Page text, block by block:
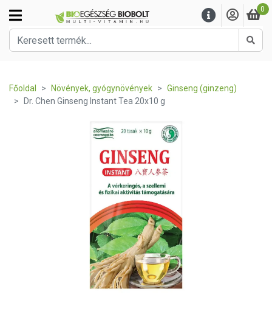
0
Főoldal Növények, gyógynövények
Ginseng (ginzeng)
Dr. Chen Ginseng Instant Tea 20x10 g